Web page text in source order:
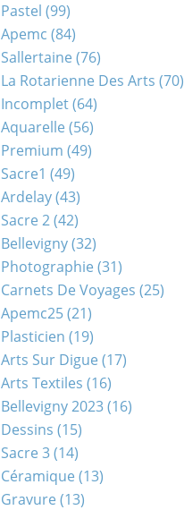
Pastel (99)
Apemc (84)
Sallertaine (76)
La Rotarienne Des Arts (70)
Incomplet(64)
Aquarelle (56)
Premium (49)
Sacre1 (49)
Ardelay(43)
Sacre 2(42)
Bellevigny(32)
Photographie (31)
Carnets De Voyages (25)
Apemc25(21)
Plasticien (19)
Arts Sur Digue (17)
Arts Textiles (16)
Bellevigny 2023(16)
Dessins (15)
Sacre 3(14)
Céramique (13)
Gravure (13)